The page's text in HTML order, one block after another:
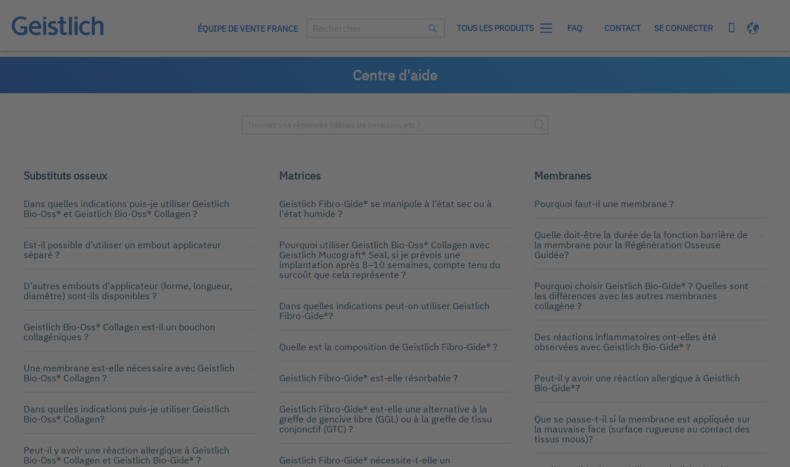
ÉQUIPE DE VENTE FRANCE
TOUS LES PRODUITS FAQ CONTACT SE CONNECTER Langue
Mon panier
Centre d'aide
Substituts osseux
Dans quelles indications puis-je utiliser Geistlich
Bio-Oss® et Geistlich Bio-Oss® Collagen ?
Est-il possible d’utiliser un embout applicateur
séparé ?
D’autres embouts d’applicateur (forme, longueur,
diamètre) sont-ils disponibles ?
Geistlich Bio-Oss® Collagen est-il un bouchon
collagéniques ?
Une membrane est-elle nécessaire avec Geistlich
Bio-Oss® Collagen ?
Dans quelles indications puis-je utiliser Geistlich
Bio-Oss® Collagen?
Peut-il y avoir une réaction allergique à Geistlich
Bio-Oss® Collagen et Geistlich Bio-Gide® ?
Matrices
Geistlich Fibro-Gide® se manipule à l'état sec ou à
l'état humide ?
Pourquoi utiliser Geistlich Bio-Oss® Collagen avec
Geistlich Mucograft® Seal, si je prévois une
implantation après 8–10 semaines, compte tenu du
surcoût que cela représente ?
Dans quelles indications peut-on utiliser Geistlich
Fibro-Gide®?
Quelle est la composition de Geistlich Fibro-Gide® ?
Geistlich Fibro-Gide® est-elle résorbable ?
Geistlich Fibro-Gide® est-elle une alternative à la
greffe de gencive libre (GGL) ou à la greffe de tissu
conjonctif (GTC) ?
Geistlich Fibro-Gide® nécessite-t-elle un
Membranes
Pourquoi faut-il une membrane ?
Quelle doit-être la durée de la fonction barrière de
la membrane pour la Régénération Osseuse
Guidée?
Pourquoi choisir Geistlich Bio-Gide® ? Quelles sont
les différences avec les autres membranes
collagène ?
Des réactions inflammatoires ont-elles été
observées avec Geistlich Bio-Gide® ?
Peut-il y avoir une réaction allergique à Geistlich
Bio-Gide®?
Que se passe-t-il si la membrane est appliquée sur
la mauvaise face (surface rugueuse au contact des
tissus mous)?